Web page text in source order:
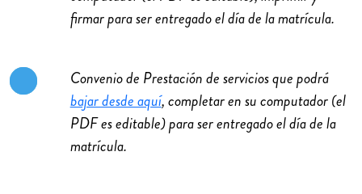
firmar para ser entregado el día de la matrícula.
Convenio de Prestación de servicios que podrá
bajar desde aquí, completar en su computador (el
PDF es editable) para ser entregado el día de la
matrícula.